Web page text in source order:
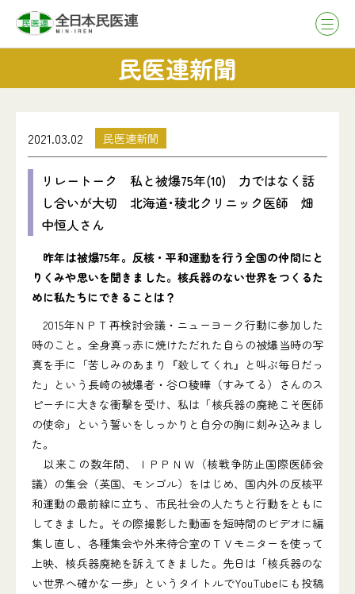
民医連新聞
2021.03.02 民医連新聞
リレートーク 私と被爆75年(10) 力ではなく話
し合いが大切 北海道･稜北クリニック医師 畑
中恒人さん
昨年は被爆75年。反核・平和運動を行う全国の仲間にと
りくみや思いを聞きました。核兵器のない世界をつくるた
めに私たちにできることは？
2015年ＮＰＴ再検討会議・ニューヨーク行動に参加した
時のこと。全身真っ赤に焼けただれた自らの被爆当時の写
真を手に「苦しみのあまり『殺してくれ』と叫ぶ毎日だっ
た」という長崎の被爆者・谷口稜曄（すみてる）さんのス
ピーチに大きな衝撃を受け、私は「核兵器の廃絶こそ医師
の使命」という誓いをしっかりと自分の胸に刻み込みまし
た。
以来この数年間、ＩＰＰＮＷ（核戦争防止国際医師会
議）の集会（英国、モンゴル）をはじめ、国内外の反核平
和運動の最前線に立ち、市民社会の人たちと行動をともに
してきました。その際撮影した動画を短時間のビデオに編
集し直し、各種集会や外来待合室のＴＶモニターを使って
上映、核兵器廃絶を訴えてきました。先日は「核兵器のな
い世界へ確かな一歩」というタイトルでYouTubeにも投稿